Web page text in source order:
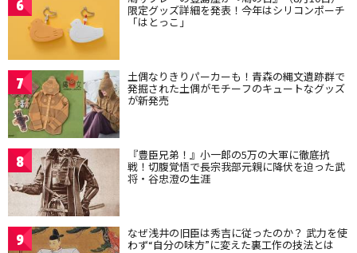
6 限定グッズ詳細を発表！今年はシリコンポーチ
「はとっこ」
7 土偶なりきりパーカーも！青森の縄文遺跡群で
発掘された土偶がモチーフのキュートなグッズ
が新発売
8 『豊臣兄弟！』小一郎の5万の大軍に徹底抗
戦！切腹覚悟で長宗我部元親に降伏を迫った武
将・谷忠澄の生涯
9 なぜ浅井の旧臣は秀吉に従ったのか？ 武力を使
わず“自分の味方”に変えた裏工作の技法とは